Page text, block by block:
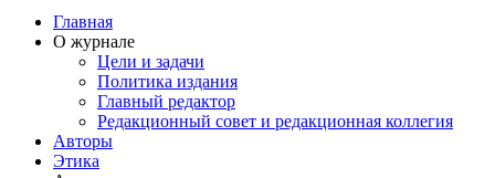
Главная
О журнале
Цели и задачи
Политика издания
Главный редактор
Редакционный совет и редакционная коллегия
Авторы
Этика